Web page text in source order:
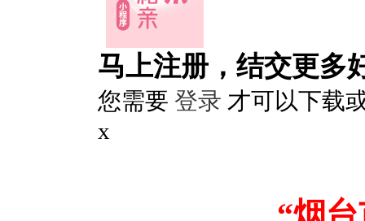
马上注册，结交更多
您需要 登录 才可以下载
x